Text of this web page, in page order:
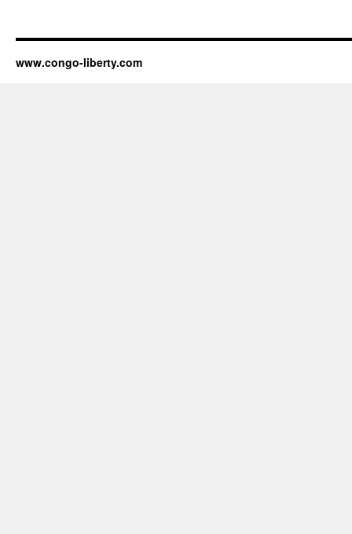
www.congo-liberty.com